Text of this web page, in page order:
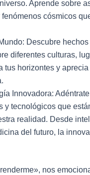
Aprende sobre
cósmicos
Descubre hechos
diferentes culturas,
tus horizontes y
Innovadora:
y tecnológicos que
realidad. Desde
del futuro, la
nos